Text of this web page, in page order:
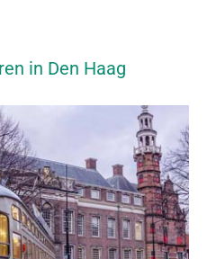
in Den Haag